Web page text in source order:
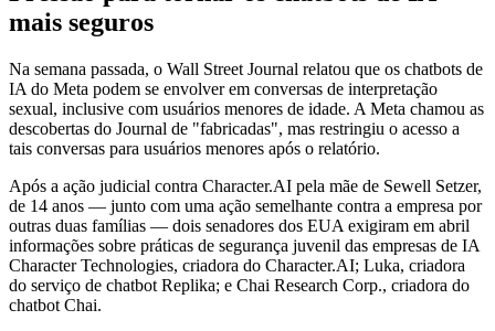
mais seguros
Na semana passada, o Wall Street Journal relatou que os chatbots de
IA do Meta podem se envolver em conversas de interpretação
sexual, inclusive com usuários menores de idade. A Meta chamou as
descobertas do Journal de "fabricadas", mas restringiu o acesso a
tais conversas para usuários menores após o relatório.
Após a ação judicial contra Character.AI pela mãe de Sewell Setzer,
de 14 anos — junto com uma ação semelhante contra a empresa por
outras duas famílias — dois senadores dos EUA exigiram em abril
informações sobre práticas de segurança juvenil das empresas de IA
Character Technologies, criadora do Character.AI; Luka, criadora
do serviço de chatbot Replika; e Chai Research Corp., criadora do
chatbot Chai.